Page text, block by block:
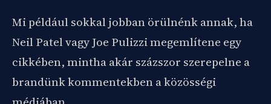
Mi például sokkal jobban örülnénk annak, ha
Neil Patel vagy Joe Pulizzi megemlítene egy
cikkében, mintha akár százszor szerepelne a
brandünk kommentekben a közösségi